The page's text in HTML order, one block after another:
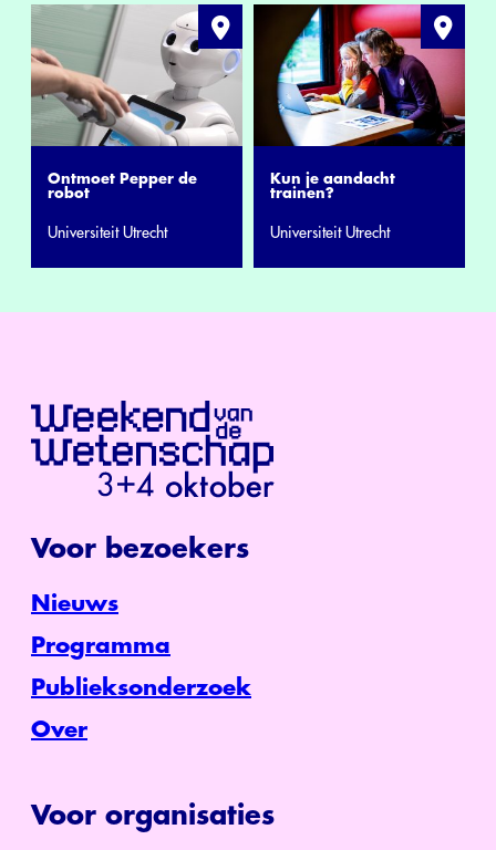
Ontmoet Pepper de
robot
Universiteit Utrecht
Kun je aandacht
trainen?
Universiteit Utrecht
Voor bezoekers
Nieuws
Programma
Publieksonderzoek
Over
Voor organisaties